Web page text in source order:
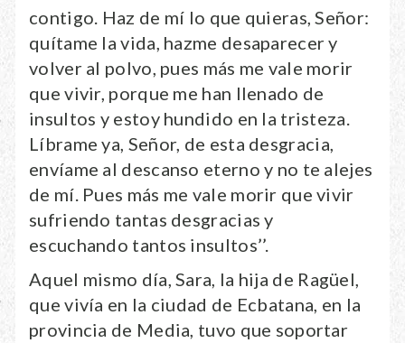
contigo. Haz de mí lo que quieras, Señor:
quítame la vida, hazme desaparecer y
volver al polvo, pues más me vale morir
que vivir, porque me han llenado de
insultos y estoy hundido en la tristeza.
Líbrame ya, Señor, de esta desgracia,
envíame al descanso eterno y no te alejes
de mí. Pues más me vale morir que vivir
sufriendo tantas desgracias y
escuchando tantos insultos’’.
Aquel mismo día, Sara, la hija de Ragüel,
que vivía en la ciudad de Ecbatana, en la
provincia de Media, tuvo que soportar